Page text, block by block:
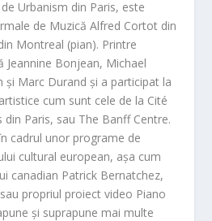
Urbanism din Paris, este
de Muzică Alfred Cortot din
Montreal (pian). Printre
Jeannine Bonjean, Michael
și Marc Durand și a participat la
cum sunt cele de la Cité
Paris, sau The Banff Centre.
cadrul unor programe de
cultural european, așa cum
canadian Patrick Bernatchez,
propriul proiect video Piano
și suprapune mai multe